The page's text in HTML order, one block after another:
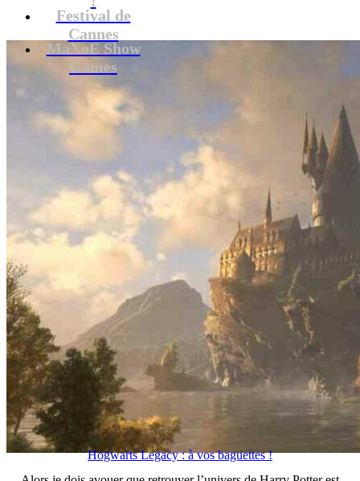
Festival de
Cannes
MaXoE Show
Games
Hogwarts Legacy : à vos baguettes !